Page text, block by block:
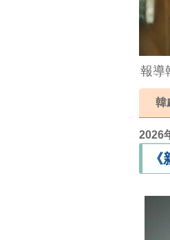
報導
韓
2026